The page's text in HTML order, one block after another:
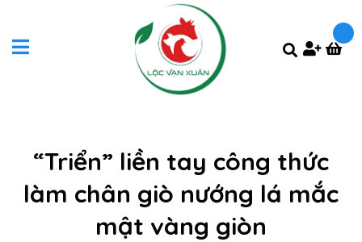
“Triển” liền tay công thức
làm chân giò nướng lá mắc
mật vàng giòn